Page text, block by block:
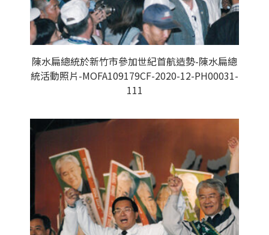
陳水扁總統於新竹市參加世紀首航造勢-陳水扁總
統活動照片-MOFA109179CF-2020-12-PH00031-
111